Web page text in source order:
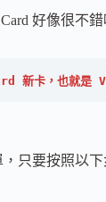
好像很不
新卡，也就是
只要按照以下